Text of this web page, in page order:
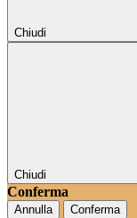
Chiudi
Chiudi
Conferma
Annulla Conferma